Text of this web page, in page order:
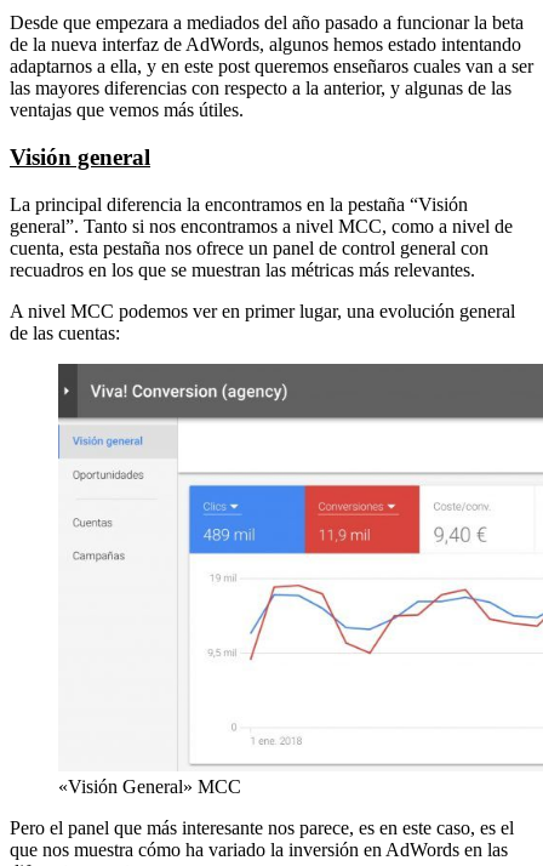
Desde que empezara a mediados del año pasado a funcionar la beta
de la nueva interfaz de AdWords, algunos hemos estado intentando
adaptarnos a ella, y en este post queremos enseñaros cuales van a ser
las mayores diferencias con respecto a la anterior, y algunas de las
ventajas que vemos más útiles.
Visión general
La principal diferencia la encontramos en la pestaña “Visión
general”. Tanto si nos encontramos a nivel MCC, como a nivel de
cuenta, esta pestaña nos ofrece un panel de control general con
recuadros en los que se muestran las métricas más relevantes.
A nivel MCC podemos ver en primer lugar, una evolución general
de las cuentas:
«Visión General» MCC
Pero el panel que más interesante nos parece, es en este caso, es el
que nos muestra cómo ha variado la inversión en AdWords en las